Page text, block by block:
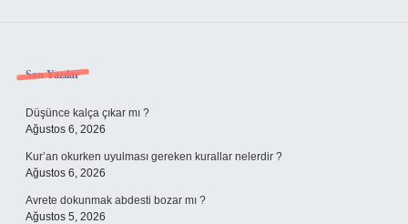
Sidebar
Son Yazılar
Düşünce kalça çıkar mı ?
Ağustos 6, 2026
Kur’an okurken uyulması gereken kurallar nelerdir ?
Ağustos 6, 2026
Avrete dokunmak abdesti bozar mı ?
Ağustos 5, 2026